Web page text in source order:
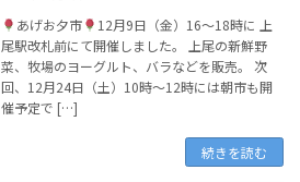
あげお夕市
12月9日（金）16～18時に 上
尾駅改札前にて開催しました。 上尾の新鮮野
菜、牧場のヨーグルト、バラなどを販売。 次
回、12月24日（土）10時〜12時には朝市も開
催予定で […]
続きを読む